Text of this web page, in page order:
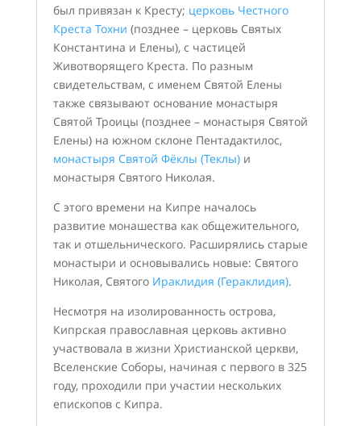
был привязан к Кресту; церковь Честного
Креста Тохни (позднее – церковь Святых
Константина и Елены), с частицей
Животворящего Креста. По разным
свидетельствам, с именем Святой Елены
также связывают основание монастыря
Святой Троицы (позднее – монастыря Святой
Елены) на южном склоне Пентадактилос,
монастыря Святой Фёклы (Теклы)и
монастыря Святого Николая.
С этого времени на Кипре началось
развитие монашества как общежительного,
так и отшельнического. Расширялись старые
монастыри и основывались новые: Святого
Николая, Святого Ираклидия (Гераклидия).
Несмотря на изолированность острова,
Кипрская православная церковь активно
участвовала в жизни Христианской церкви,
Вселенские Соборы, начиная с первого в 325
году, проходили при участии нескольких
епископов с Кипра.